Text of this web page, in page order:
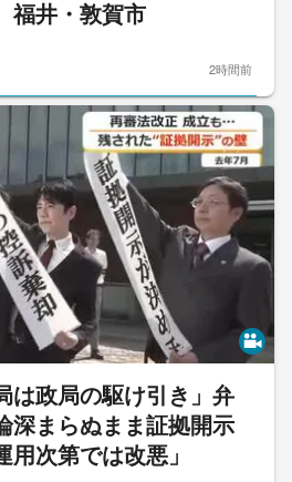
井・敦賀市
2時間前
は政局の駆け引き」弁
まらぬまま証拠開示
用次第では改悪」